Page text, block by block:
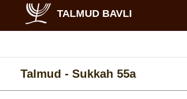
TALMUD BAVLI
Talmud - Sukkah 55a